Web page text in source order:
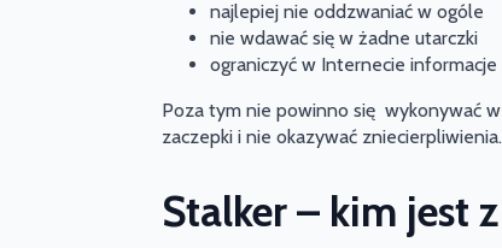
najlepiej nie oddzwaniać w ogóle
nie wdawać się w żadne utarczki
ograniczyć w Internecie
Poza tym nie powinno się wykonywać
zaczepki i nie okazywać
Stalker – kim jest